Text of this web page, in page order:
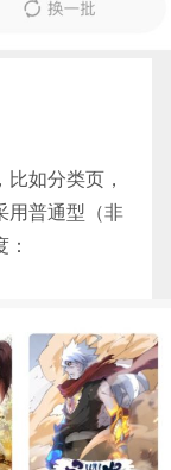
如分类页，
用普通型（非